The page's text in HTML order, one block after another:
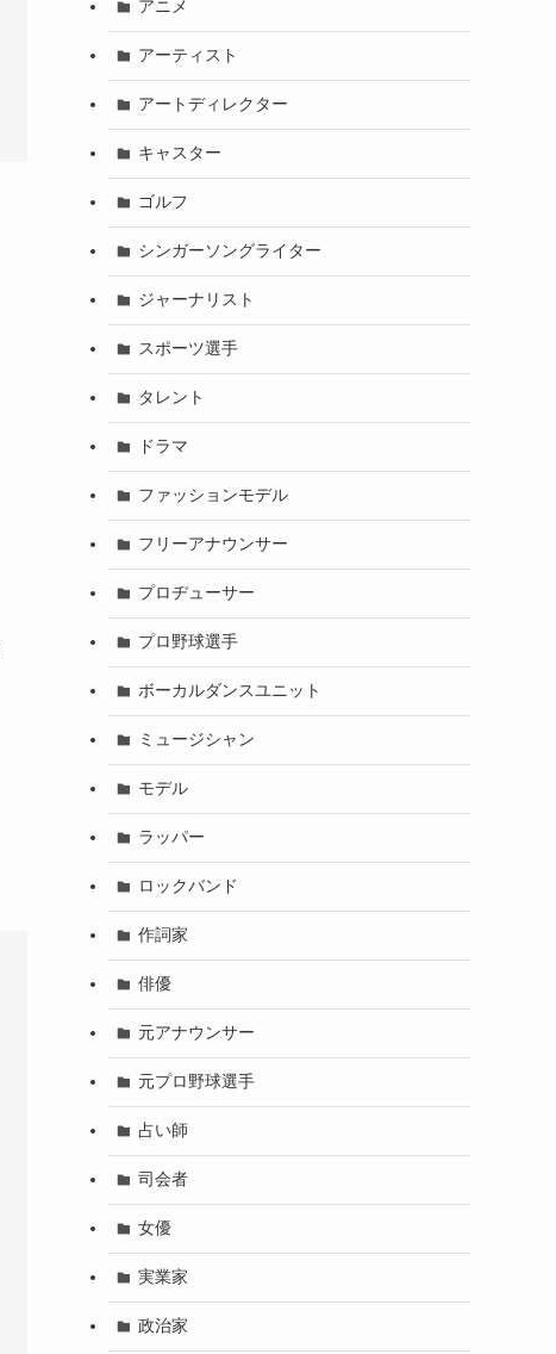
アニメ
アーティスト
アートディレクター
キャスター
ゴルフ
シンガーソングライター
ジャーナリスト
スポーツ選手
タレント
ドラマ
ファッションモデル
フリーアナウンサー
プロヂューサー
プロ野球選手
ボーカルダンスユニット
ミュージシャン
モデル
ラッパー
ロックバンド
作詞家
俳優
元アナウンサー
元プロ野球選手
占い師
司会者
女優
実業家
政治家